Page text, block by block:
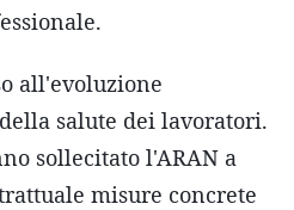
all'evoluzione
salute dei lavoratori.
sollecitato l'ARAN a
misure concrete